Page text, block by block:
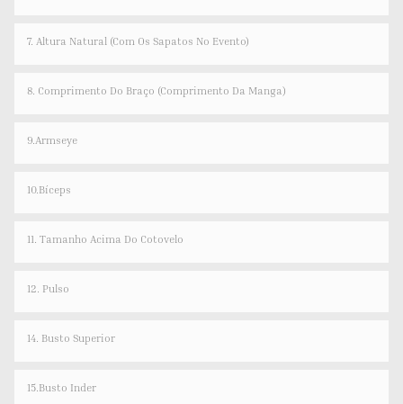
7. Altura Natural (com Os Sapatos No Evento)
8. Comprimento Do Braço (comprimento Da Manga)
9.Armseye
10.Bíceps
11. Tamanho Acima Do Cotovelo
12. Pulso
14. Busto Superior
15.Busto Inder